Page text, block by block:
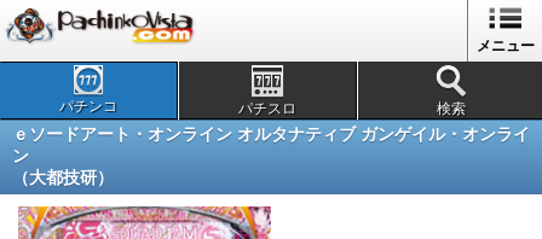
メニュー
パチンコ パチスロ 検索
ｅソードアート・オンライン オルタナティブ ガンゲイル・オンライ
ン
（大都技研）